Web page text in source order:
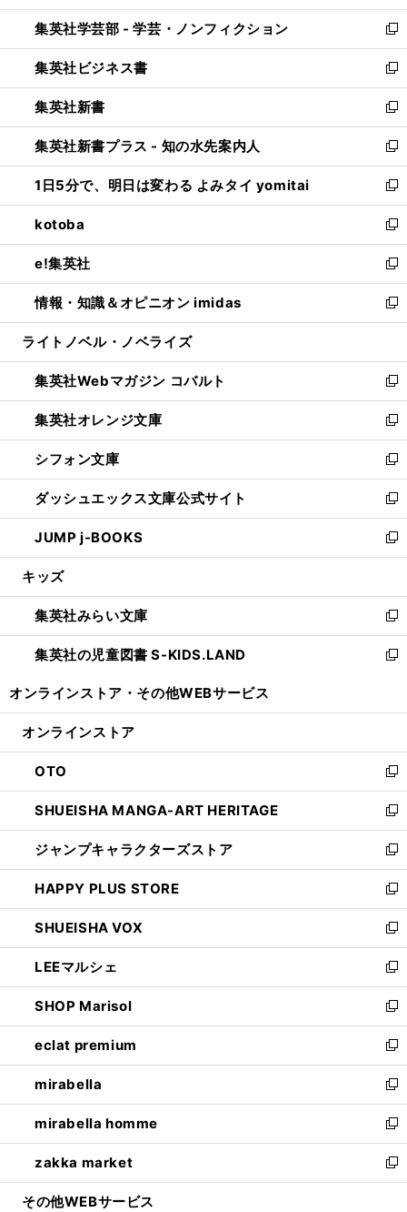
開
く
ウ
で
開
く
ン
ド
ウ
で
開
く
ウ
ィ
ン
ド
ウ
で
開
く
集英社学芸部 - 学芸・ノンフィクション
新
し
い
ウ
ィ
ン
ド
ウ
で
開
く
集英社ビジネス書
新
し
い
ウ
ィ
ン
ド
ウ
で
開
く
集英社新書
新
し
い
ウ
ィ
ン
ド
ウ
で
開
く
集英社新書プラス - 知の水先案内人
新
し
い
ウ
ィ
ン
ド
ウ
で
開
1日5分で、明日は変わる よみタイ yomitai
新
し
い
ウ
ィ
ン
ド
ウ
開
く
kotoba
新
し
い
ウ
ィ
ン
ウ
で
開
く
e!集英社
新
し
い
ウ
ン
ド
ウ
で
開
く
情報・知識＆オピニオン imidas
新
し
ウ
ィ
ン
ド
ウ
で
開
く
ライトノベル・ノベライズ
集英社Webマガジン コバルト
新
し
い
ウ
ィ
ン
ド
ウ
で
開
集英社オレンジ文庫
新
し
い
ウ
ィ
ン
ド
ウ
開
く
シフォン文庫
新
し
い
ウ
ィ
ン
ウ
で
開
く
ダッシュエックス文庫公式サイト
新
し
い
ウ
ン
ド
ウ
で
JUMP j-BOOKS
新
し
ウ
ィ
ン
ド
開
キッズ
集英社みらい文庫
新
し
い
ン
ウ
で
開
く
集英社の児童図書 S-KIDS.LAND
新
ウ
ン
ド
ウ
で
開
く
オンラインストア・ その他WEBサービス
オンラインストア
OTO
新
し
い
ウ
ィ
ン
ド
ウ
で
開
く
SHUEISHA MANGA-ART HERITAGE
新
し
い
ウ
ィ
ン
ド
ウ
で
開
く
ジャンプキャラクターズストア
新
し
い
ウ
ィ
ン
ド
ウ
で
開
く
HAPPY PLUS STORE
新
し
い
ウ
ィ
ン
ド
ウ
で
開
く
SHUEISHA VOX
新
し
い
ウ
ィ
ン
ド
ウ
で
開
く
LEEマルシェ
新
し
い
ウ
ィ
ン
ド
ウ
で
開
く
SHOP Marisol
新
し
い
ウ
ィ
ン
ド
ウ
で
開
eclat premium
新
し
い
ウ
ィ
ン
ド
ウ
mirabella
新
し
い
ウ
ィ
ン
mirabella homme
新
し
い
ウ
zakka market
新
し
その他WEBサービス